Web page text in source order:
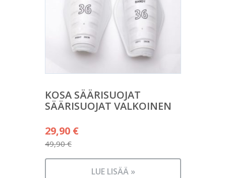
KOSA SÄÄRISUOJAT
SÄÄRISUOJAT VALKOINEN
49,90€
Alkuperäinen
hinta
oli:
29,90 €
Nykyinen
LUE LISÄÄ »